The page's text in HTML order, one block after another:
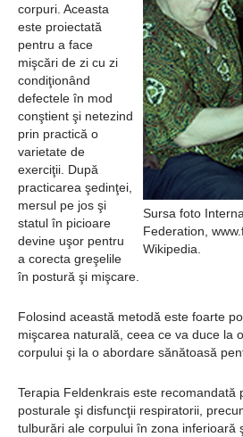
Şi-a vândut soţia
pentru un ritual de
magie neagră
Sursa foto
Federation,
Wikipedia.
corpuri. Aceasta
este proiectată
pentru a face
mişcări de zi cu zi
condiţionând
defectele în mod
conştient şi netezind
prin practică o
varietate de
exerciţii. După
practicarea şedinţei,
mersul pe jos şi
statul în picioare
devine uşor pentru
a corecta greşelile
în postură şi mişcare.
Folosind această metodă este foarte
mişcarea naturală, ceea ce va duce la
corpului şi la o abordare sănătoasă
Terapia Feldenkrais este recomandată
posturale şi disfuncţii respiratorii,
tulburări ale corpului în zona inferioară